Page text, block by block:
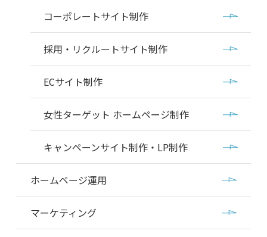
コーポレートサイト制作
採用・リクルートサイト制作
ECサイト制作
女性ターゲット ホームページ制作
キャンペーンサイト制作・LP制作
ホームページ運用
マーケティング